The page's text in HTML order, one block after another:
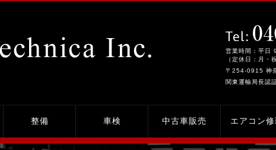
営業時間：平
（定休日：月・
〒254-0915 神
関東運輸局長認
整備 車検 中古車販売 エアコン修